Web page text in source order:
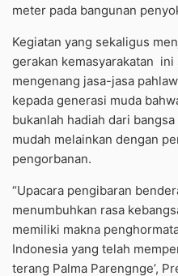
meter pada bangunan
Kegiatan yang sekaligus
gerakan kemasyarakatan
mengenang jasa-jasa
kepada generasi muda
bukanlah hadiah dari
mudah melainkan dengan
pengorbanan.
“Upacara pengibaran
menumbuhkan rasa
memiliki makna
Indonesia yang telah
terang Palma Parengnge’,